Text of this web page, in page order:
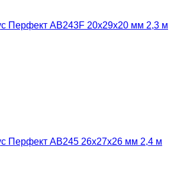
Перфект AB243F 20х29х20 мм 2,3 м
Перфект AB245 26х27х26 мм 2,4 м